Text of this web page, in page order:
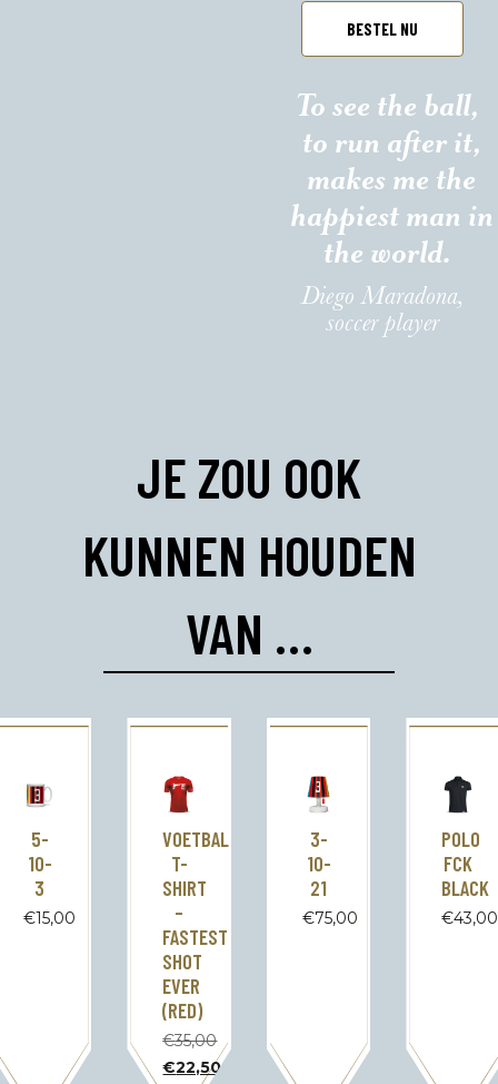
BESTEL NU
To see the ball,
to run after it,
makes me the
happiest man in
the world.
Diego Maradona,
soccer player
JE ZOU OOK
KUNNEN HOUDEN
VAN …
5-
10-
3
€15,00
VOETBAL
T-
SHIRT
–
FASTEST
SHOT
EVER
(RED)
€35,00
Oorspronkelijke
€22,50
3-
10-
21
€75,00
POLO
FCK
BLACK
€43,00